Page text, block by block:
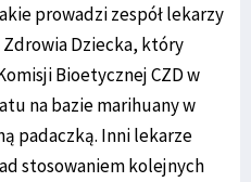
prowadzi zespół lekarzy
Dziecka, który
Bioetycznej CZD w
na bazie marihuany w
padaczką. Inni lekarze
stosowaniem kolejnych